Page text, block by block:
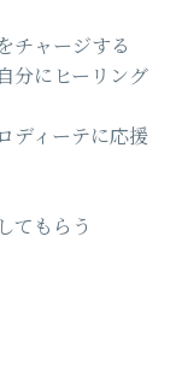
チャージする
分にヒーリング
ディーテに応援
てもらう